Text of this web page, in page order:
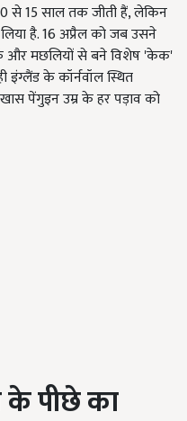
से 15 साल तक जीती हैं, लेकिन
है. 16 अप्रैल को जब उसने
और मछलियों से बने विशेष 'केक'
इंग्लैंड के कॉर्नवॉल स्थित
पेंगुइन उम्र के हर पड़ाव को
के पीछे का